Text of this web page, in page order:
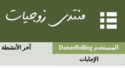
المستخدم DanaeBolling آخر الأنشطة
الإجابات